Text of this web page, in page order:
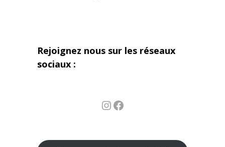
Rejoignez nous sur les réseaux
sociaux :
InstagramFacebook